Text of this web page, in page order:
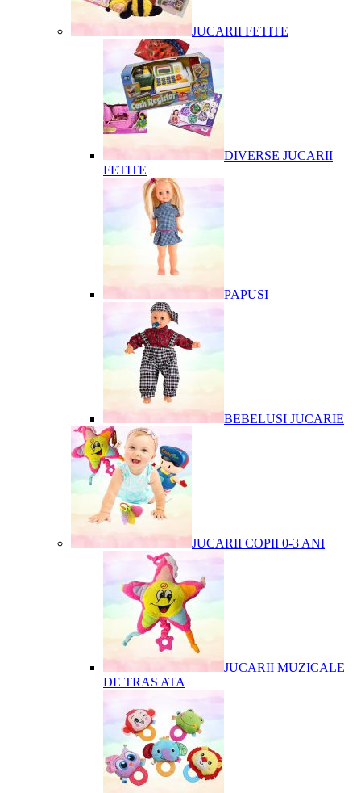
JUCARII FETITE
DIVERSE JUCARII
FETITE
PAPUSI
BEBELUSI JUCARIE
JUCARII COPII 0-3 ANI
JUCARII MUZICALE
DE TRAS ATA